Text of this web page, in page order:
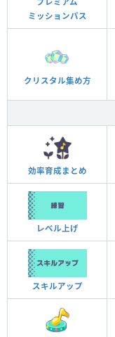
ミッションパス
クリスタル集め方
効率育成まとめ
レベル上げ
スキルアップ